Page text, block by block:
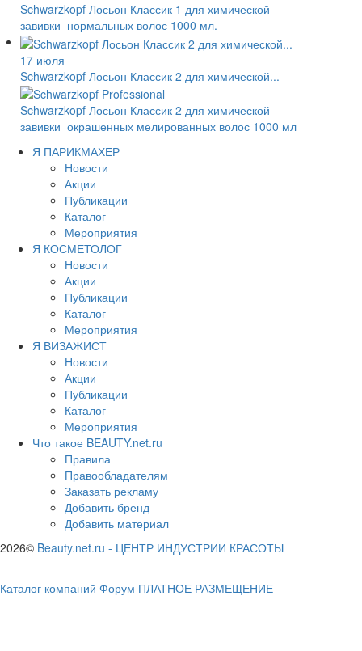
Schwarzkopf Лосьон Классик 1 для химической
завивки нормальных волос 1000 мл.
17 июля
Schwarzkopf Лосьон Классик 2 для химической...
Schwarzkopf Лосьон Классик 2 для химической
завивки окрашенных мелированных волос 1000 мл
Я ПАРИКМАХЕР
Новости
Акции
Публикации
Каталог
Мероприятия
Я КОСМЕТОЛОГ
Новости
Акции
Публикации
Каталог
Мероприятия
Я ВИЗАЖИСТ
Новости
Акции
Публикации
Каталог
Мероприятия
Что такое BEAUTY.net.ru
Правила
Правообладателям
Заказать рекламу
Добавить бренд
Добавить материал
2026© Beauty.net.ru - ЦЕНТР ИНДУСТРИИ КРАСОТЫ
Каталог компаний Форум ПЛАТНОЕ РАЗМЕЩЕНИЕ